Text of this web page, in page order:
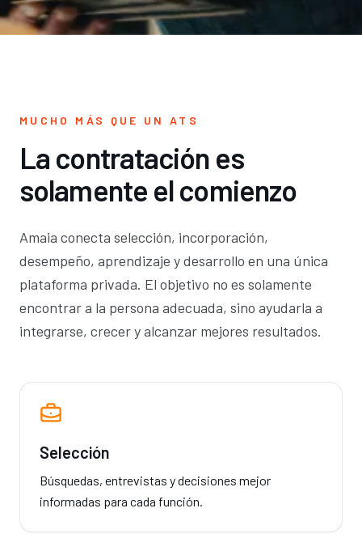
MUCHO MÁS QUE UN ATS
La contratación es
solamente el comienzo
Amaia conecta selección, incorporación,
desempeño, aprendizaje y desarrollo en una única
plataforma privada. El objetivo no es solamente
encontrar a la persona adecuada, sino ayudarla a
integrarse, crecer y alcanzar mejores resultados.
Selección
Búsquedas, entrevistas y decisiones mejor
informadas para cada función.